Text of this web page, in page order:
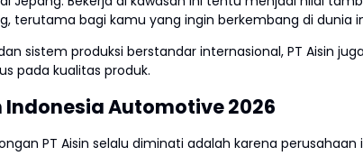
terutama bagi kamu yang ingin berkembang di dunia
sistem produksi berstandar internasional, PT Aisin
pada kualitas produk.
Indonesia Automotive 2026
PT Aisin selalu diminati adalah karena